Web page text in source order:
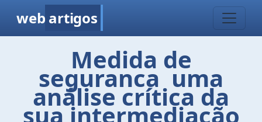
web artigos
Medida de
seguranca  uma
análise crítica da
sua intermediação